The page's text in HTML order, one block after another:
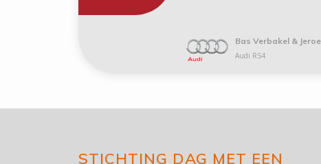
Bas Verbakel &
Audi RS4
STICHTING DAG MET EEN